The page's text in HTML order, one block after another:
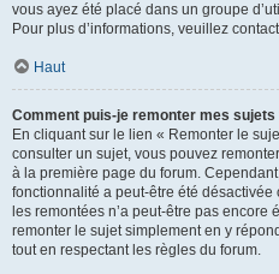
vous ayez été placé dans un groupe
Pour plus d’informations, veuillez
Haut
Comment puis-je remonter mes sujets
En cliquant sur le lien « Remonter le
consulter un sujet, vous pouvez
à la première page du forum.
fonctionnalité a peut-être été désactivée
les remontées n’a peut-être pas
remonter le sujet simplement en y
tout en respectant les règles du forum.